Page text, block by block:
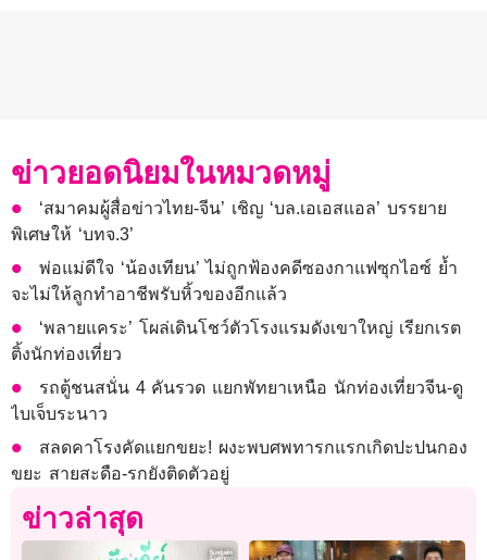
ข่าวยอดนิยมในหมวดหมู่
‘สมาคมผู้สื่อข่าวไทย-จีน’ เชิญ ‘บล.เอเอสแอล’ บรรยาย
พิเศษให้ ‘บทจ.3’
พ่อแม่ดีใจ ‘น้องเทียน’ ไม่ถูกฟ้องคดีซองกาแฟซุกไอซ์ ย้ำ
จะไม่ให้ลูกทำอาชีพรับหิ้วของอีกแล้ว
‘พลายแคระ’ โผล่เดินโชว์ตัวโรงแรมดังเขาใหญ่ เรียกเรต
ติ้งนักท่องเที่ยว
รถตู้ชนสนั่น 4 คันรวด แยกพัทยาเหนือ นักท่องเที่ยวจีน-ดู
ไบเจ็บระนาว
สลดคาโรงคัดแยกขยะ! ผงะพบศพทารกแรกเกิดปะปนกอง
ขยะ สายสะดือ-รกยังติดตัวอยู่
ข่าวล่าสุด